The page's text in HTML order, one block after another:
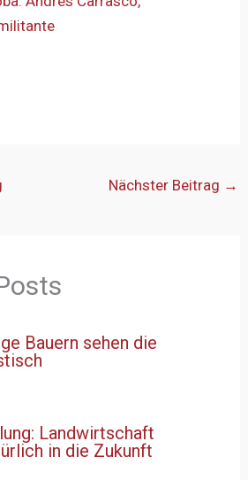
Nächster Beitrag →
Bauern sehen die
Landwirtschaft
in die Zukunft